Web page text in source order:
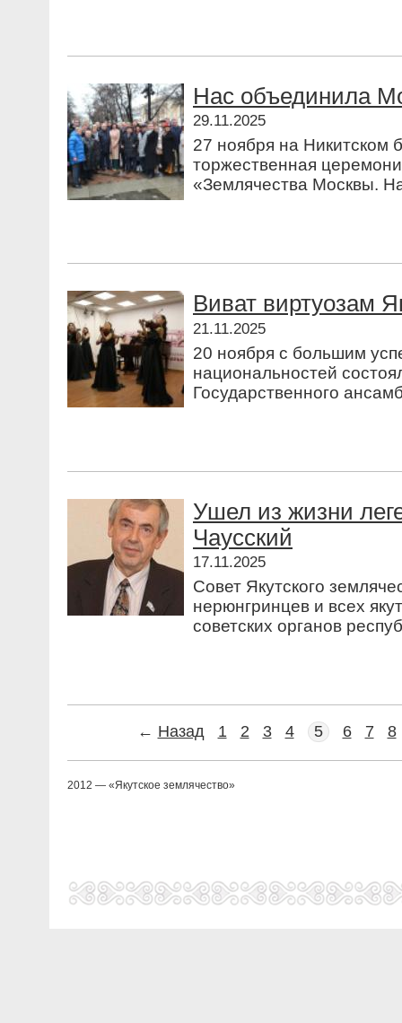
Нас объединила
29.11.2025
27 ноября на Никитском
торжественная
«Землячества Москвы.
Виват виртуозам
21.11.2025
20 ноября с большим
национальностей
Государственного
Ушел из жизни
Чаусский
17.11.2025
Совет Якутского
нерюнгринцев и всех
советских органов
← Назад 1 2 3 4 5 6 7 8
2012 — «Якутское землячество»